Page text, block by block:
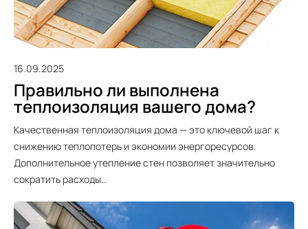
16.09.2025
Правильно ли выполнена
теплоизоляция вашего дома?
Качественная теплоизоляция дома — это ключевой шаг к
снижению теплопотерь и экономии энергоресурсов.
Дополнительное утепление стен позволяет значительно
сократить расходы…